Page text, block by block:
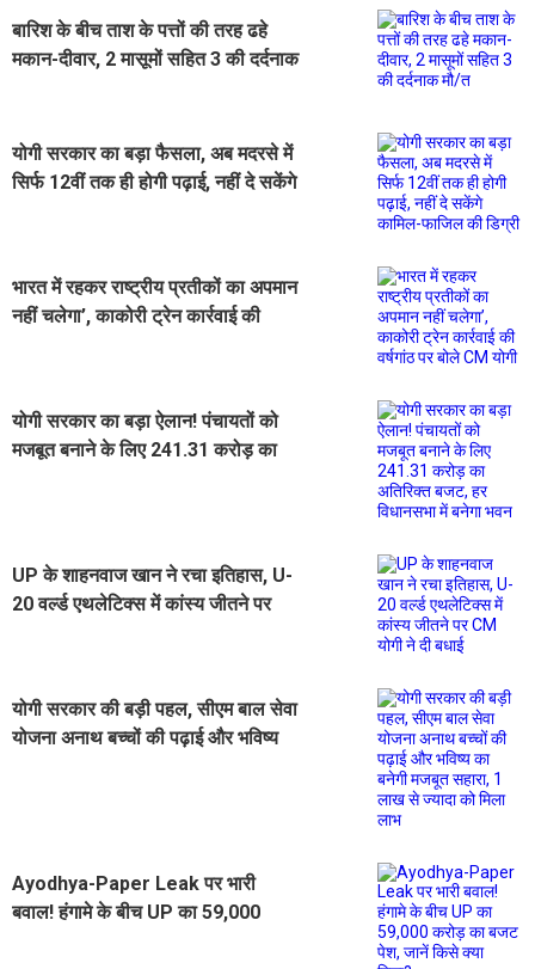
बारिश के बीच ताश के पत्तों की तरह ढहे
मकान-दीवार, 2 मासूमों सहित 3 की दर्दनाक
योगी सरकार का बड़ा फैसला, अब मदरसे में
सिर्फ 12वीं तक ही होगी पढ़ाई, नहीं दे सकेंगे
भारत में रहकर राष्ट्रीय प्रतीकों का अपमान
नहीं चलेगा’, काकोरी ट्रेन कार्रवाई की
योगी सरकार का बड़ा ऐलान! पंचायतों को
मजबूत बनाने के लिए 241.31 करोड़ का
UP के शाहनवाज खान ने रचा इतिहास, U-
20 वर्ल्ड एथलेटिक्स में कांस्य जीतने पर
योगी सरकार की बड़ी पहल, सीएम बाल सेवा
योजना अनाथ बच्चों की पढ़ाई और भविष्य
Ayodhya-Paper Leak पर भारी
बवाल! हंगामे के बीच UP का 59,000